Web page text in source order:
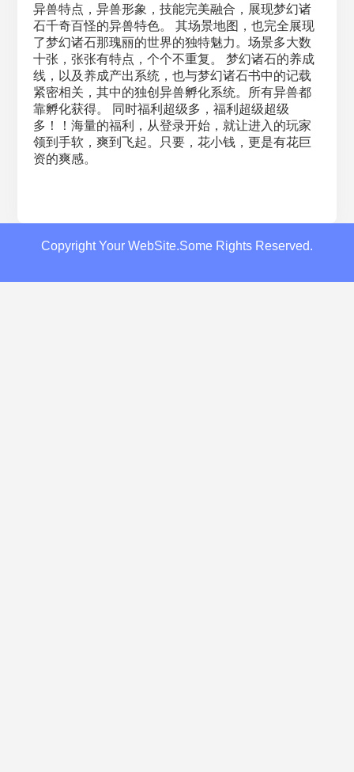
异兽特点，异兽形象，技能完美融合，展现梦幻诸
石千奇百怪的异兽特色。 其场景地图，也完全展现
了梦幻诸石那瑰丽的世界的独特魅力。场景多大数
十张，张张有特点，个个不重复。 梦幻诸石的养成
线，以及养成产出系统，也与梦幻诸石书中的记载
紧密相关，其中的独创异兽孵化系统。所有异兽都
靠孵化获得。 同时福利超级多，福利超级超级
多！！海量的福利，从登录开始，就让进入的玩家
领到手软，爽到飞起。只要，花小钱，更是有花巨
资的爽感。
Copyright Your WebSite.Some Rights Reserved.